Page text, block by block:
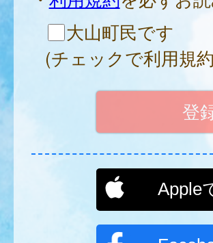
大山町民です
(チェックで利用規
Apple